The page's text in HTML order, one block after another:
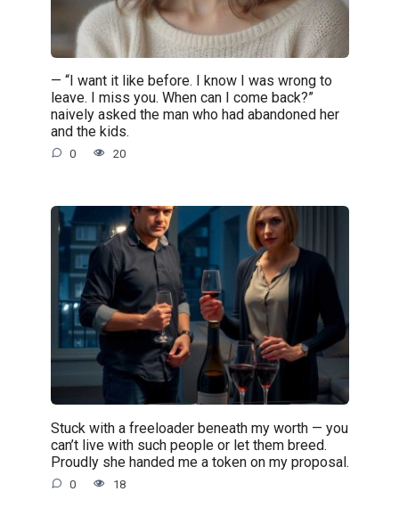
— “I want it like before. I know I was wrong to
leave. I miss you. When can I come back?”
naively asked the man who had abandoned her
and the kids.
0 20
Stuck with a freeloader beneath my worth — you
can’t live with such people or let them breed.
Proudly she handed me a token on my proposal.
0 18